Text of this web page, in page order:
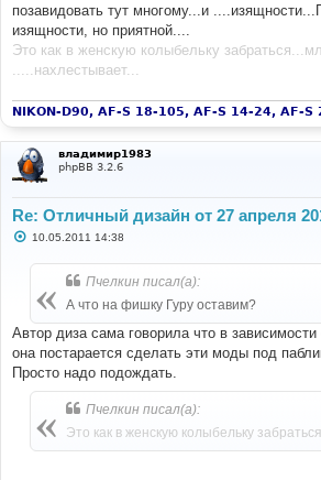
позавидовать тут многому...и
изящности, но приятной....
Это как в женскую колыбельку
.....нахлестывает...
NIKON-D90, AF-S 18-105, AF-S 14-24, AF-S
владимир1983
phpBB 3.2.6
Re: Отличный дизайн от 27 апреля
С
е
10.05.2011 14:38
Пчелкин писал(а):
А что на фишку Гуру оставим?
Автор диза сама говорила что в
она постарается сделать эти моды под
Просто надо подождать.
Пчелкин писал(а):
Это как в женскую колыбельку